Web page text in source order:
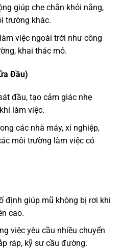
giúp che chắn khỏi nắng,
trường khác.
việc ngoài trời như công
khai thác mỏ.
Đầu)
đầu, tạo cảm giác nhẹ
làm việc.
các nhà máy, xí nghiệp,
môi trường làm việc có
định giúp mũ không bị rơi khi
cao.
việc yêu cầu nhiều chuyển
ráp, kỹ sư cầu đường.